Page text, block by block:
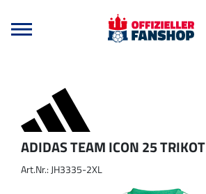
ADIDAS TEAM ICON 25 TRIKOT
Art.Nr.: JH3335-2XL